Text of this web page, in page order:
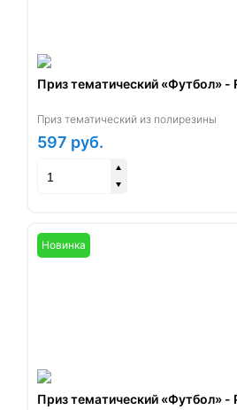
Приз тематический «Футбол» -
Приз тематический из полирезины
597 руб.
Новинка
Приз тематический «Футбол» -